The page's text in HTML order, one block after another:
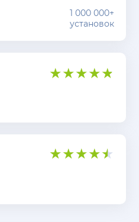
1 000 000+
установок